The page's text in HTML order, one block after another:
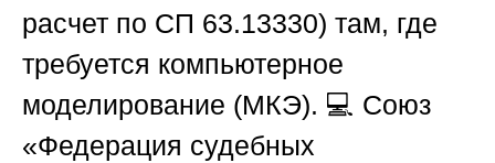
расчет по СП 63.13330) там, где
требуется компьютерное
моделирование (МКЭ). 💻 Союз
«Федерация судебных